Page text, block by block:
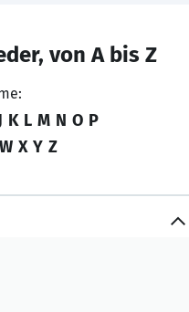
von A bis Z
K L M N O P
W X Y Z